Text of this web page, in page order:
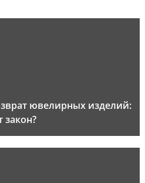
ювелирных изделий:
закон?